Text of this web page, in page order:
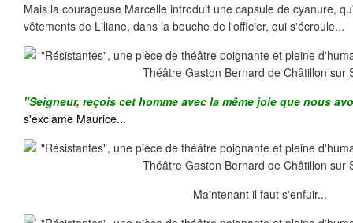
Mais la courageuse Marcelle introduit une capsule de cyanure,
vêtements de Liliane, dans la bouche de l'officier, qui s'écroule...
"Seigneur, reçois cet homme avec la même joie que nous
s'exclame Maurice...
Maintenant il faut s'enfuir...